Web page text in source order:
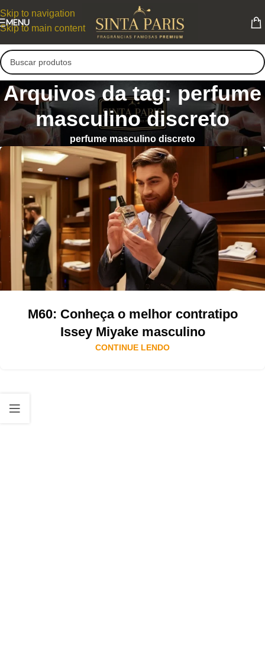
Skip to navigation
Skip to main content
MENU
Arquivos da tag: perfume
masculino discreto
perfume masculino discreto
M60: Conheça o melhor contratipo
Issey Miyake masculino
CONTINUE LENDO